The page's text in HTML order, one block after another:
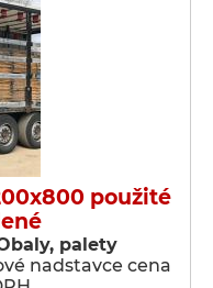
použité
palety
nadstavce cena